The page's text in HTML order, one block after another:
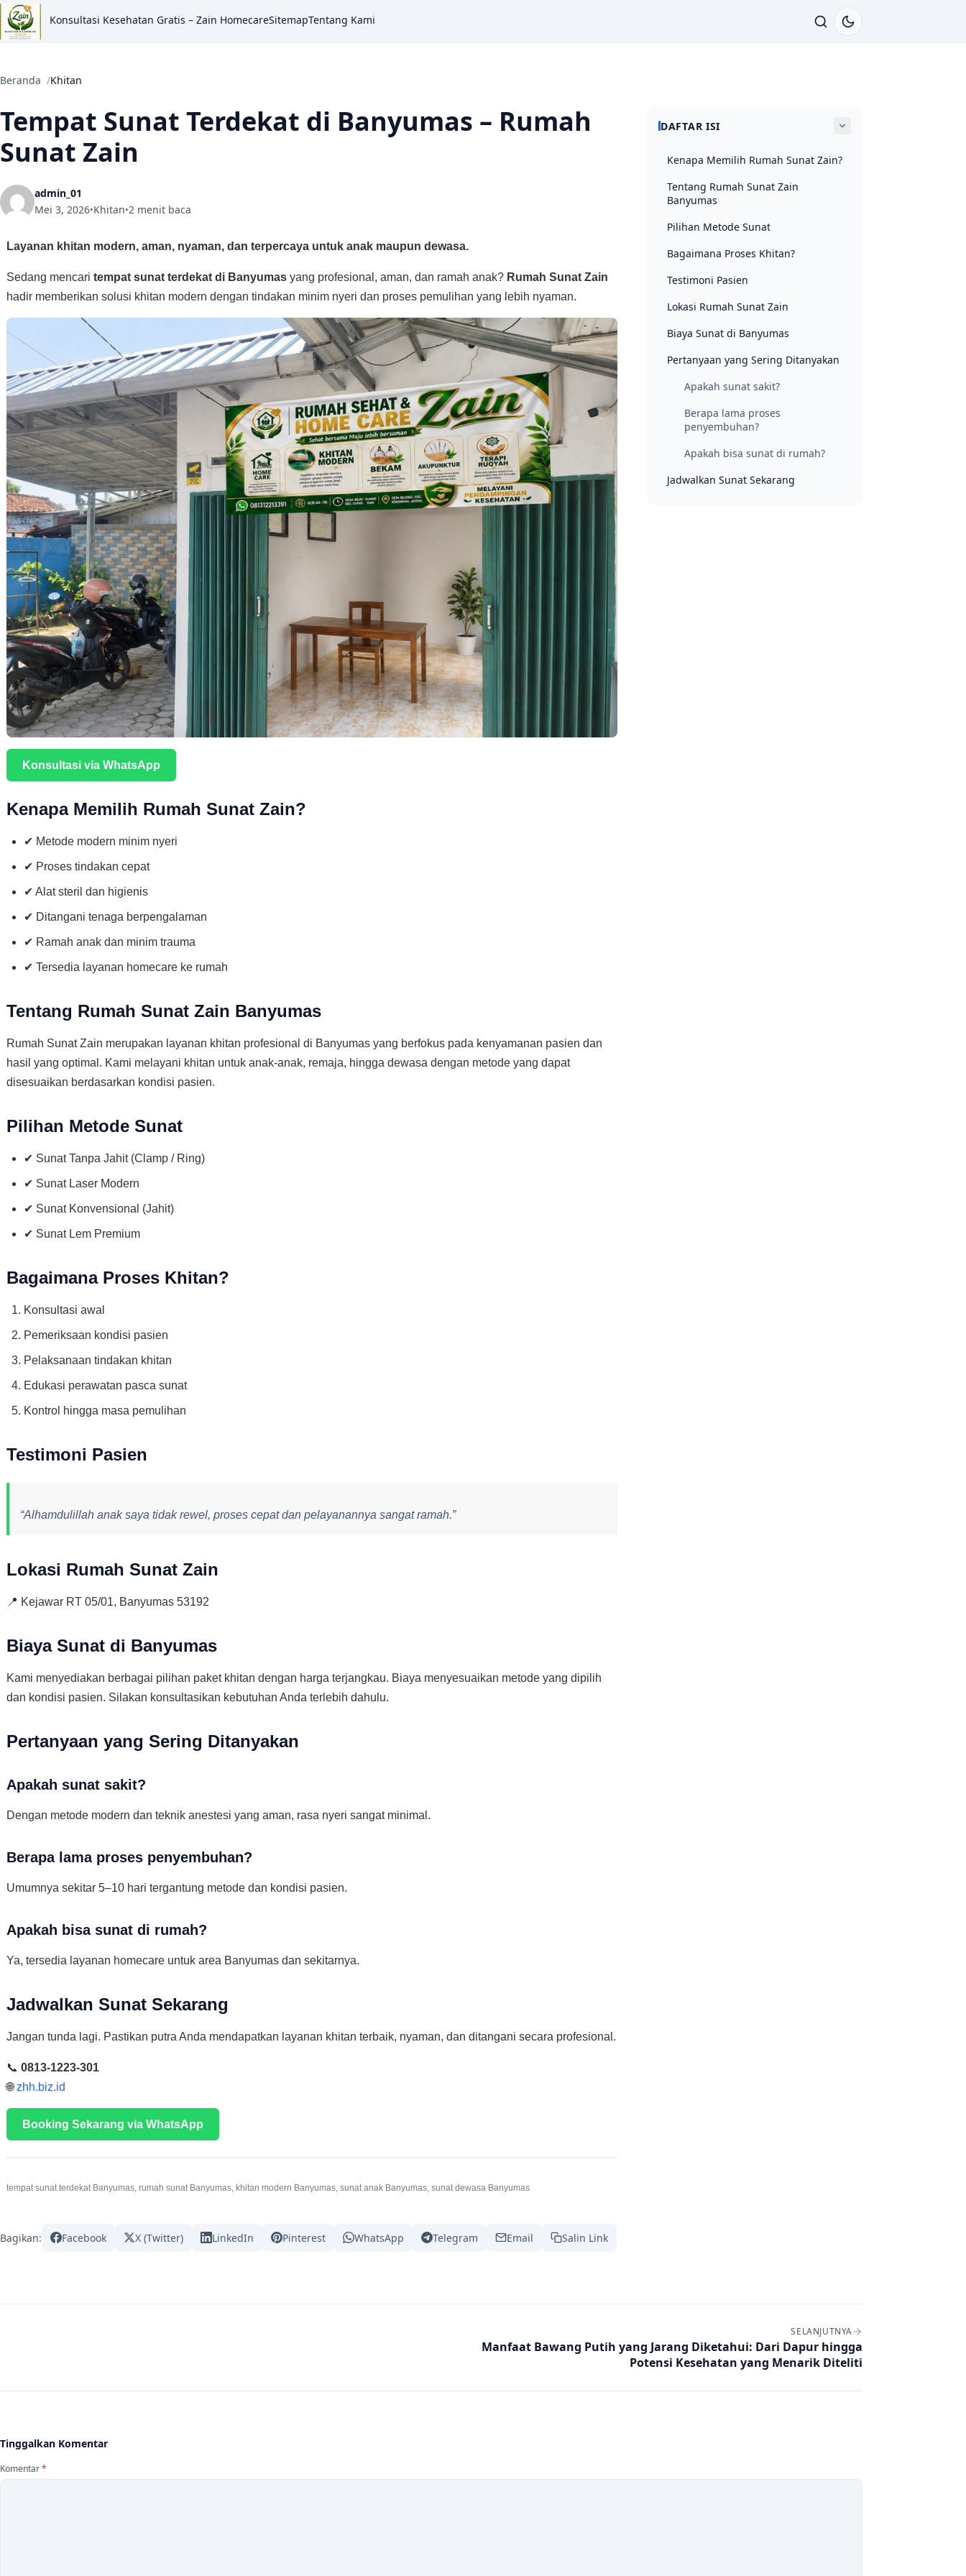
Konsultasi Kesehatan Gratis – Zain HomecareSitemapTentang Kami
Beranda Khitan
Tempat Sunat Terdekat di Banyumas – Rumah
Sunat Zain
admin_01
Mei 3, 2026•Khitan•2 menit baca
Layanan khitan modern, aman, nyaman, dan terpercaya untuk anak maupun dewasa.
Sedang mencari tempat sunat terdekat di Banyumas yang profesional, aman, dan ramah anak? Rumah Sunat Zain
hadir memberikan solusi khitan modern dengan tindakan minim nyeri dan proses pemulihan yang lebih nyaman.
Konsultasi via WhatsApp
Kenapa Memilih Rumah Sunat Zain?
✔ Metode modern minim nyeri
✔ Proses tindakan cepat
✔ Alat steril dan higienis
✔ Ditangani tenaga berpengalaman
✔ Ramah anak dan minim trauma
✔ Tersedia layanan homecare ke rumah
Tentang Rumah Sunat Zain Banyumas
Rumah Sunat Zain merupakan layanan khitan profesional di Banyumas yang berfokus pada kenyamanan pasien dan
hasil yang optimal. Kami melayani khitan untuk anak-anak, remaja, hingga dewasa dengan metode yang dapat
disesuaikan berdasarkan kondisi pasien.
Pilihan Metode Sunat
✔ Sunat Tanpa Jahit (Clamp / Ring)
✔ Sunat Laser Modern
✔ Sunat Konvensional (Jahit)
✔ Sunat Lem Premium
Bagaimana Proses Khitan?
Konsultasi awal
Pemeriksaan kondisi pasien
Pelaksanaan tindakan khitan
Edukasi perawatan pasca sunat
Kontrol hingga masa pemulihan
Testimoni Pasien
“Alhamdulillah anak saya tidak rewel, proses cepat dan pelayanannya sangat ramah.”
Lokasi Rumah Sunat Zain
📍 Kejawar RT 05/01, Banyumas 53192
Biaya Sunat di Banyumas
Kami menyediakan berbagai pilihan paket khitan dengan harga terjangkau. Biaya menyesuaikan metode yang dipilih
dan kondisi pasien. Silakan konsultasikan kebutuhan Anda terlebih dahulu.
Pertanyaan yang Sering Ditanyakan
Apakah sunat sakit?
Dengan metode modern dan teknik anestesi yang aman, rasa nyeri sangat minimal.
Berapa lama proses penyembuhan?
Umumnya sekitar 5–10 hari tergantung metode dan kondisi pasien.
Apakah bisa sunat di rumah?
Ya, tersedia layanan homecare untuk area Banyumas dan sekitarnya.
Jadwalkan Sunat Sekarang
Jangan tunda lagi. Pastikan putra Anda mendapatkan layanan khitan terbaik, nyaman, dan ditangani secara profesional.
📞 0813-1223-301
🌐zhh.biz.id
Booking Sekarang via WhatsApp
tempat sunat terdekat Banyumas, rumah sunat Banyumas, khitan modern Banyumas, sunat anak Banyumas, sunat dewasa Banyumas
Bagikan: Facebook X (Twitter) LinkedIn Pinterest WhatsApp Telegram Email Salin Link
DAFTAR ISI
Kenapa Memilih Rumah Sunat Zain?
Tentang Rumah Sunat Zain
Banyumas
Pilihan Metode Sunat
Bagaimana Proses Khitan?
Testimoni Pasien
Lokasi Rumah Sunat Zain
Biaya Sunat di Banyumas
Pertanyaan yang Sering Ditanyakan
Apakah sunat sakit?
Berapa lama proses
penyembuhan?
Apakah bisa sunat di rumah?
Jadwalkan Sunat Sekarang
SELANJUTNYA
Manfaat Bawang Putih yang Jarang Diketahui: Dari Dapur hingga
Potensi Kesehatan yang Menarik Diteliti
Tinggalkan Komentar
Komentar*